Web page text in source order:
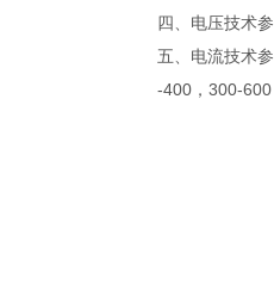
四、电压技术
五、电流技术
-400，300-